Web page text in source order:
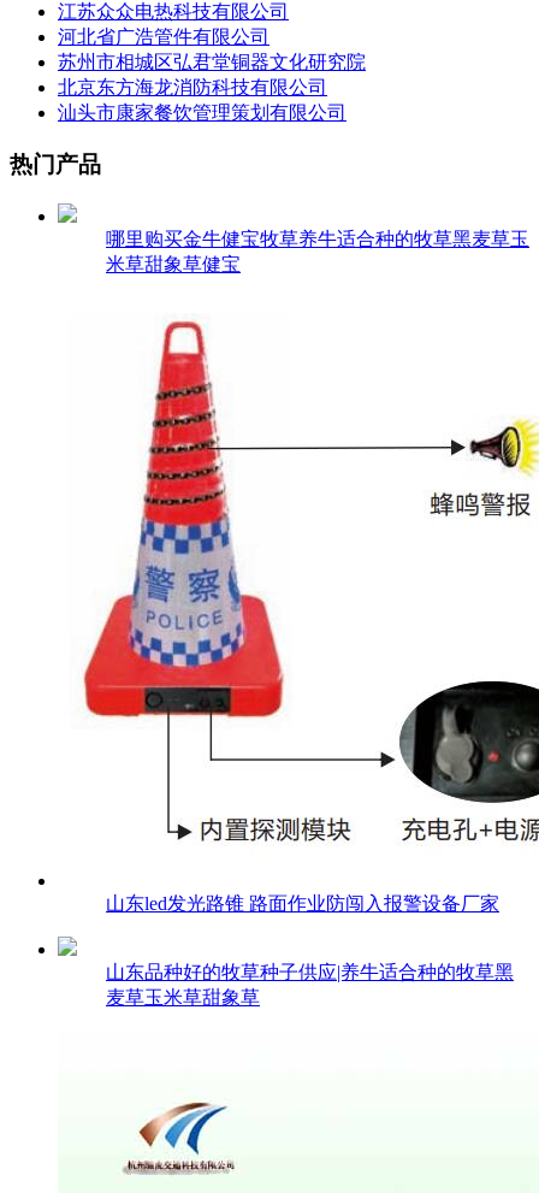
江苏众众电热科技有限公司
河北省广浩管件有限公司
苏州市相城区弘君堂铜器文化研究院
北京东方海龙消防科技有限公司
汕头市康家餐饮管理策划有限公司
热门产品
哪里购买金牛健宝牧草养牛适合种的牧草黑麦草玉
米草甜象草健宝
山东led发光路锥 路面作业防闯入报警设备厂家
山东品种好的牧草种子供应|养牛适合种的牧草黑
麦草玉米草甜象草